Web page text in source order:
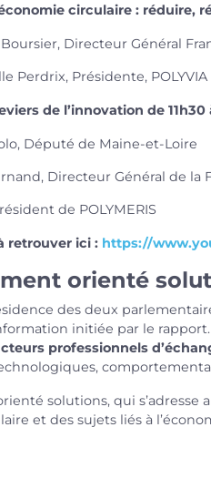
circulaire : réduire,
Directeur Général
Perdrix, Présidente, POLYVIA
de l’innovation de 11h30
Député de Maine-et-Loire
Directeur Général de la
de POLYMERIS
retrouver ici : https://
orienté
des deux
initiée par le rapport.
professionnels
solutions, qui s’adresse
et des sujets liés à